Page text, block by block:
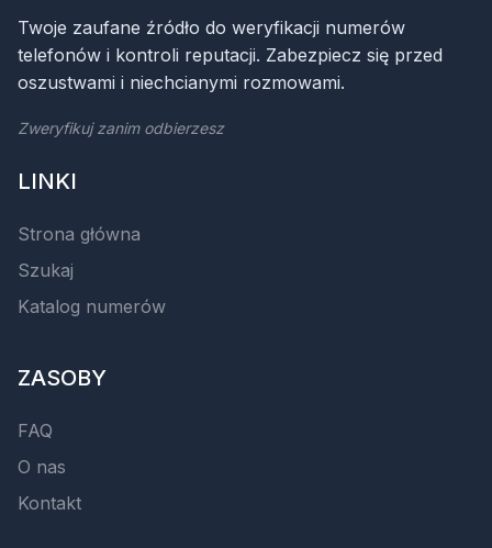
Twoje zaufane źródło do weryfikacji numerów
telefonów i kontroli reputacji. Zabezpiecz się przed
oszustwami i niechcianymi rozmowami.
Zweryfikuj zanim odbierzesz
LINKI
Strona główna
Szukaj
Katalog numerów
ZASOBY
FAQ
O nas
Kontakt